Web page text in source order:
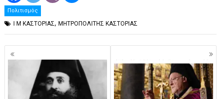
Πολιτισμός
Ι Μ ΚΑΣΤΟΡΙΑΣ,ΜΗΤΡΟΠΟΛΙΤΗΣ ΚΑΣΤΟΡΙΑΣ
Πλοήγηση
άρθρων